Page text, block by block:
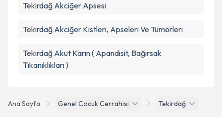
Ana Sayfa Genel Cocuk Cerrahisi Tekirdağ
Tekirdağ Akciğer Apsesi
Tekirdağ Akciğer Kistleri, Apseleri Ve Tümörleri
Tekirdağ Akut Karın ( Apandisit, Bağırsak
Tıkanıklıkları )